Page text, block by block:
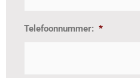
Telefoonnummer: *